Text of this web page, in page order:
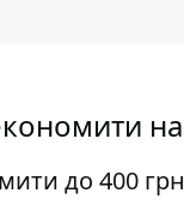
на
до 400